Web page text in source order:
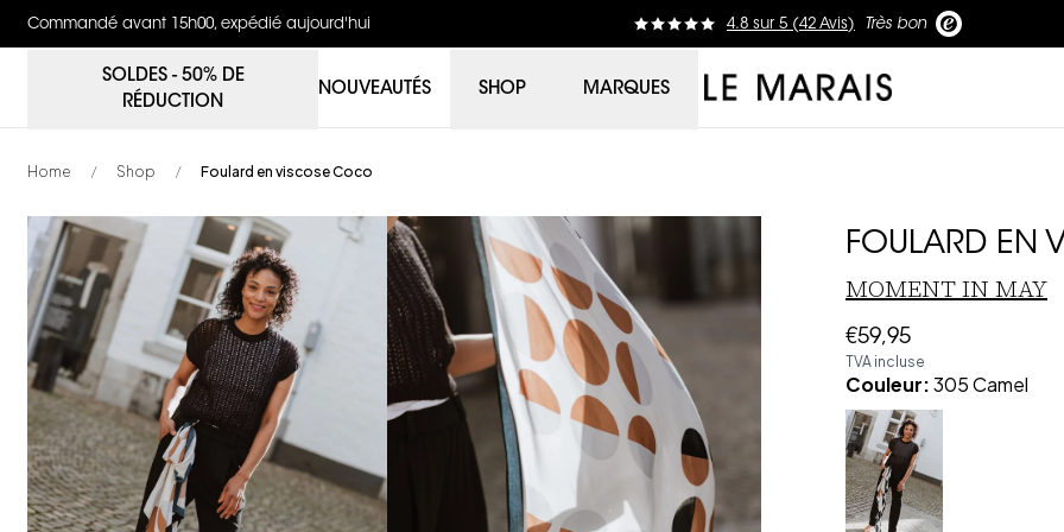
Commandé avant 15h00, expédié aujourd'hui 4.8 sur 5 (42 Avis) Très bon
SOLDES - 50% DE
RÉDUCTION
NOUVEAUTÉS SHOP MARQUES Le Marais
Home / Shop / Foulard en viscose Coco
FOULARD EN
MOMENT IN MAY
€59,95
TVA incluse
Couleur:305 Camel